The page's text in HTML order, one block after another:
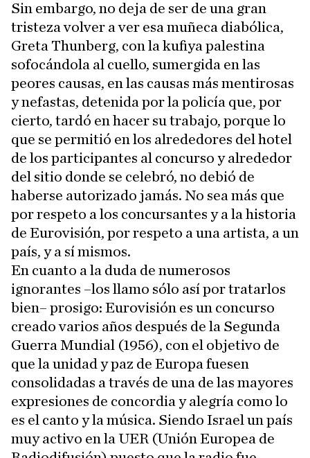
Sin embargo, no deja de ser de una gran
tristeza volver a ver esa muñeca diabólica,
Greta Thunberg, con la kufiya palestina
sofocándola al cuello, sumergida en las
peores causas, en las causas más mentirosas
y nefastas, detenida por la policía que, por
cierto, tardó en hacer su trabajo, porque lo
que se permitió en los alrededores del hotel
de los participantes al concurso y alrededor
del sitio donde se celebró, no debió de
haberse autorizado jamás. No sea más que
por respeto a los concursantes y a la historia
de Eurovisión, por respeto a una artista, a un
país, y a sí mismos.
En cuanto a la duda de numerosos
ignorantes –los llamo sólo así por tratarlos
bien– prosigo: Eurovisión es un concurso
creado varios años después de la Segunda
Guerra Mundial (1956), con el objetivo de
que la unidad y paz de Europa fuesen
consolidadas a través de una de las mayores
expresiones de concordia y alegría como lo
es el canto y la música. Siendo Israel un país
muy activo en la UER (Unión Europea de